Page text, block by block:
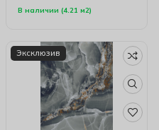
В наличии (4.21 м2)
Эксклюзив